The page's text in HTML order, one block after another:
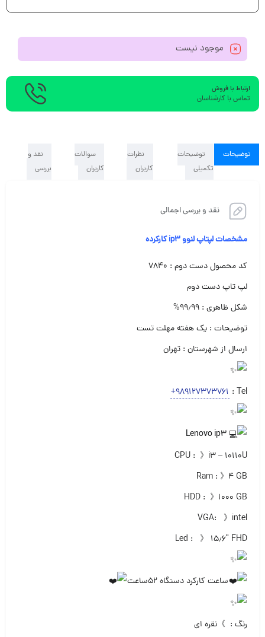
موجود نیست
ارتباط با فروش
تماس با کارشناسان
توضیحات
توضیحات
تکمیلی
نظرات
کاربران
سوالات
کاربران
نقد و
بررسی
نقد و بررسی اجمالی
مشخصات لپتاپ لنوو ip3 کارکرده
کد محصول دست دوم : ۷۸۴۰
لپ تاپ دست دوم‌
شکل ظاهری : ۹۹٫۹۹%
توضیحات : یک هفته مهلت تست
ارسال از شهرستان : تهران
Tel :
+989127373761
CPU : 》i3 – 10110U
Ram : 》۴ GB
HDD : 》۱۰۰۰ GB
VGA: 》intel
Led : 》 ۱۵٫۶″ FHD
ساعت کارکرد دستگاه ۵۲ساعت
رنگ : 》نقره ای